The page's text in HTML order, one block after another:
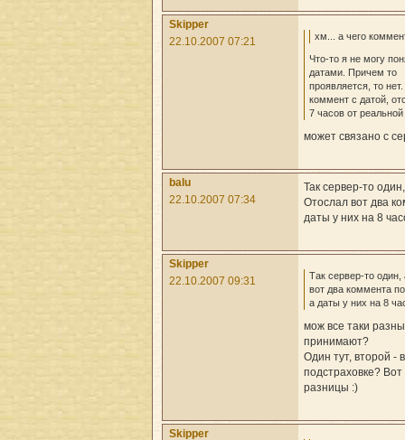
Skipper
22.10.2007 07:21
хм... а чего
Что-то я не могу
датами. Причем то
проявляется, то
коммент с датой,
7 часов от
может связано с
balu
22.10.2007 07:34
Так сервер-то
Отослал вот два
даты у них на 8
Skipper
22.10.2007 09:31
Так сервер-то
вот два коммента
а даты у них на 8
мож все таки
принимают?
Один тут, второй -
подстраховке?
разницы :)
Skipper